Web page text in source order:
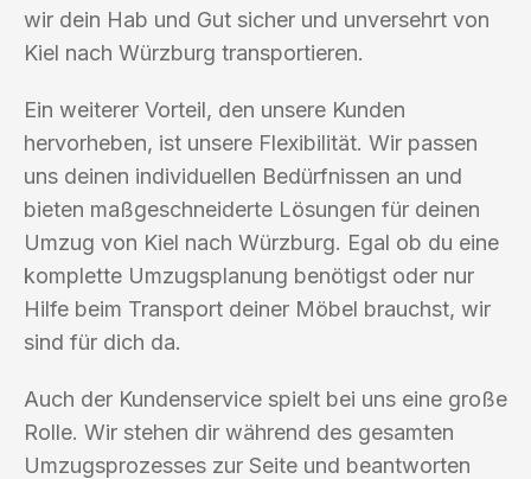
wir dein Hab und Gut sicher und unversehrt von
Kiel nach Würzburg transportieren.
Ein weiterer Vorteil, den unsere Kunden
hervorheben, ist unsere Flexibilität. Wir passen
uns deinen individuellen Bedürfnissen an und
bieten maßgeschneiderte Lösungen für deinen
Umzug von Kiel nach Würzburg. Egal ob du eine
komplette Umzugsplanung benötigst oder nur
Hilfe beim Transport deiner Möbel brauchst, wir
sind für dich da.
Auch der Kundenservice spielt bei uns eine große
Rolle. Wir stehen dir während des gesamten
Umzugsprozesses zur Seite und beantworten